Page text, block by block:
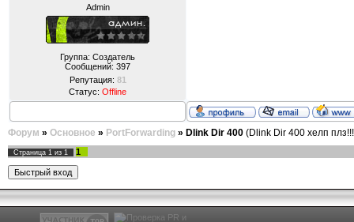
Admin
Группа: Создатель
Сообщений: 397
Репутация: 81
Статус: Offline
Форум » Основное » PortForwarding » Dlink Dir 400 (Dlink Dir 400 хелп
Страница 1 из 1 1